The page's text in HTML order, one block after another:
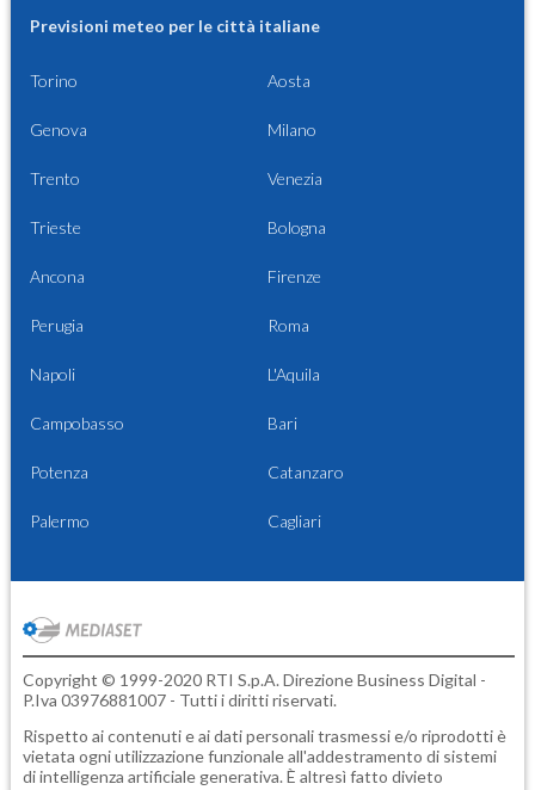
Previsioni meteo per le città italiane
Torino Aosta
Genova Milano
Trento Venezia
Trieste Bologna
Ancona Firenze
Perugia Roma
Napoli L'Aquila
Campobasso Bari
Potenza Catanzaro
Palermo Cagliari
Copyright © 1999-2020 RTI S.p.A. Direzione Business Digital -
P.Iva 03976881007 - Tutti i diritti riservati.
Rispetto ai contenuti e ai dati personali trasmessi e/o riprodotti è
vietata ogni utilizzazione funzionale all'addestramento di sistemi
di intelligenza artificiale generativa. È altresì fatto divieto